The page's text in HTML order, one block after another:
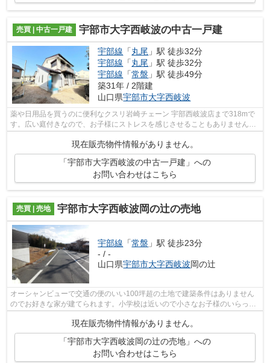
売買 | 中古一戸建 宇部市大字西岐波の中古一戸建
宇部線 「丸尾 」駅 徒歩32分
宇部線 「丸尾 」駅 徒歩32分
宇部線 「常盤 」駅 徒歩49分
築31年 / 2階建
山口県宇部市大字西岐波
薬や日用品を買うのに便利なクスリ岩崎チェーン 宇部西岐波店まで318mで
す。広い庭付きなので、お子様にストレスを感じさせることもありません。
すぐに入居できるので、お待ちいただく...
現在販売物件情報がありません。
「宇部市大字西岐波の中古一戸建」への
お問い合わせはこちら
売買 | 売地 宇部市大字西岐波岡の辻の売地
宇部線 「常盤 」駅 徒歩23分
- / -
山口県宇部市大字西岐波岡の辻
オーシャンビューで交通の便のいい100坪超の土地で建築条件はありません
のでお好きな家が建てられます。小学校は近いので小さなお子様のいらっし
ゃるご家族向き。ゆったり暮らせるご自...
現在販売物件情報がありません。
「宇部市大字西岐波岡の辻の売地」への
お問い合わせはこちら